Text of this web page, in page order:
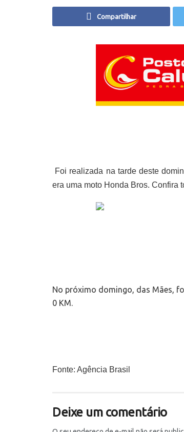
Compartilhar
Foi realizada na tarde deste
era uma moto Honda Bros. Confira
No próximo domingo, das Mães,
0 KM.
Fonte: Agência Brasil
Deixe um comentário